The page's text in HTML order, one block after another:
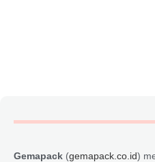
Gemapack (gemapack.co.id)